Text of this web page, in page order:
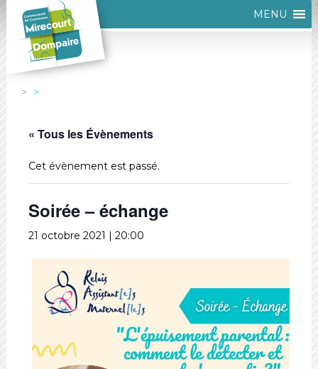
MENU
« Tous les Évènements
Cet évènement est passé.
Soirée – échange
21 octobre 2021 | 20:00